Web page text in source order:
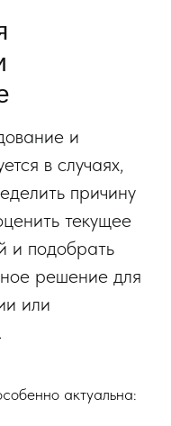
актуальна: